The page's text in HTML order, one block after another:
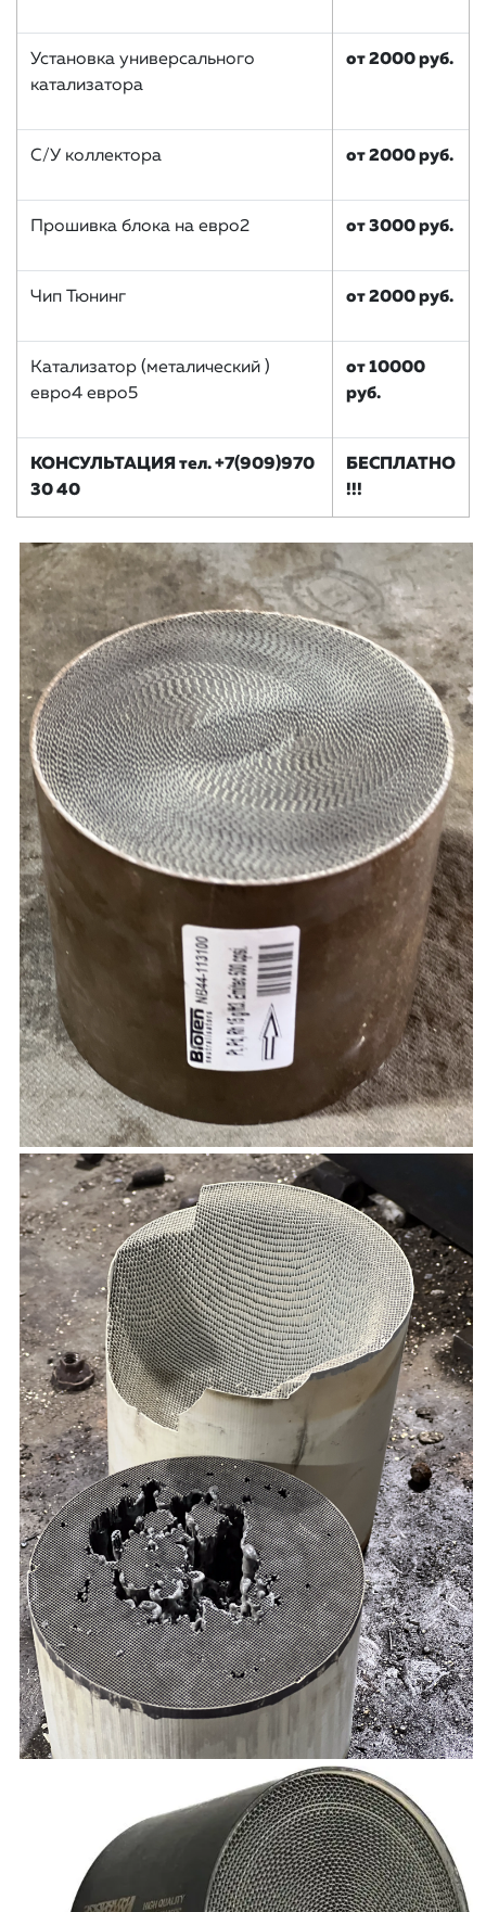
Установка универсального
катализатора
от 2000 руб.
С/У коллектора от 2000 руб.
Прошивка блока на евро2 от 3000 руб.
Чип Тюнинг от 2000 руб.
Катализатор (металический )
евро4 евро5
от 10000
руб.
КОНСУЛЬТАЦИЯ тел. +7(909)970
30 40
БЕСПЛАТНО
!!!